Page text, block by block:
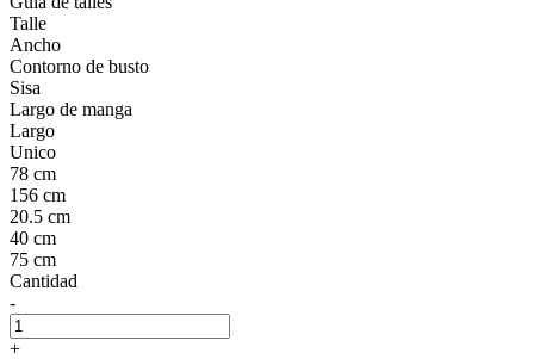
Talle
Ancho
Contorno de busto
Sisa
Largo de manga
Largo
Unico
78 cm
156 cm
20.5 cm
40 cm
75 cm
Cantidad
-
+